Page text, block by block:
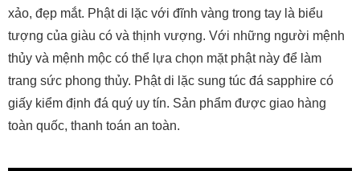
xảo, đẹp mắt. Phật di lặc với đĩnh vàng trong tay là biểu
tượng của giàu có và thịnh vượng. Với những người mệnh
thủy và mệnh mộc có thể lựa chọn mặt phật này để làm
trang sức phong thủy. Phật di lặc sung túc đá sapphire có
giấy kiểm định đá quý uy tín. Sản phẩm được giao hàng
toàn quốc, thanh toán an toàn.